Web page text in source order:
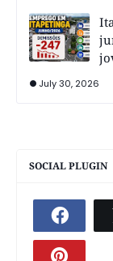
July 30, 2026
SOCIAL PLUGIN